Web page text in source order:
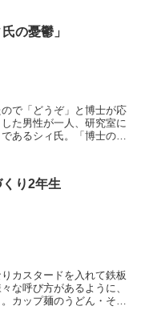
の憂鬱」
で「どうぞ」と博士が応
た男性が一人、研究室に
あるシィ氏。「博士のほ
り2年生
カスタードを入れて鉄板
な呼び方があるように、
カップ麺のうどん・そば